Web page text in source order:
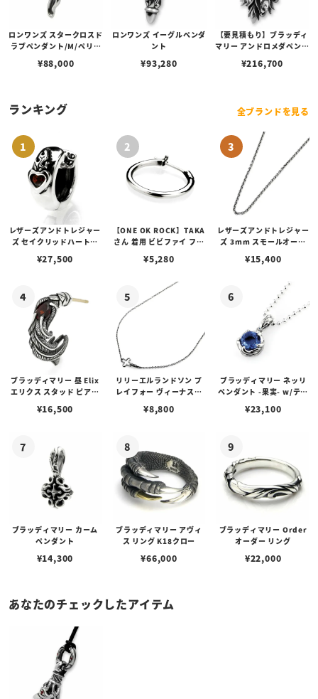
ロンワンズ スタークロスド
ラブペンダント/M/ペリド
¥88,000
ロンワンズ イーグルペンダ
ント
¥93,280
【要見積もり】ブラッディ
マリー アンドロメダペンダ
¥216,700
ランキング 全ブランドを見る
レザーズアンドトレジャー
ズ セイクリッドハートピ
¥27,500
【ONE OK ROCK】TAKA
さん 着用 ビビファイ フー
¥5,280
レザーズアンドトレジャー
ズ 3mm スモールオーバ
ブスタークラスプ＆LTロ
¥15,400
ブラッディマリー 昼 Elix
エリクス スタッド ピアス
¥16,500
リリーエルランドソン プ
レイフォー ヴィーナスチ
¥8,800
ブラッディマリー ネッリ
ペンダント -果実- w/ティ
¥23,100
ブラッディマリー カーム
ペンダント
¥14,300
ブラッディマリー アヴィ
ス リング K18クロー
¥66,000
ブラッディマリー Order
オーダー リング
¥22,000
あなたのチェックしたアイテム